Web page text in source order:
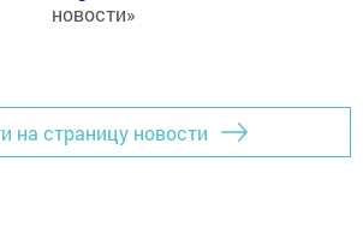
новости»
на страницу новости